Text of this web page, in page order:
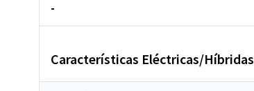
-
Características Eléctricas/Híbridas